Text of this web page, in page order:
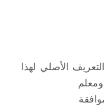
الأصلي لهذا